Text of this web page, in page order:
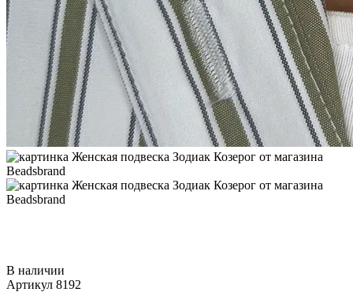
В наличии
Артикул 8192